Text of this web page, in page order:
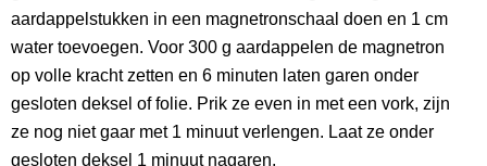
aardappelstukken in een magnetronschaal doen en 1 cm
water toevoegen. Voor 300 g aardappelen de magnetron
op volle kracht zetten en 6 minuten laten garen onder
gesloten deksel of folie. Prik ze even in met een vork, zijn
ze nog niet gaar met 1 minuut verlengen. Laat ze onder
gesloten deksel 1 minuut nagaren.